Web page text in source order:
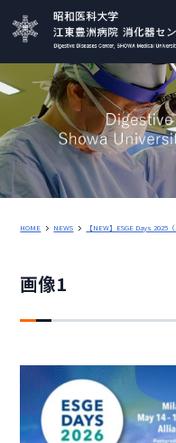
HOME NEWS 【NEW】ESGE Days 2025
画像1